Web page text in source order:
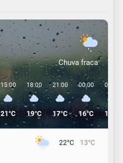
Chuva fraca
15:00
21°C
18:00
19°C
21:00
17°C
00:00
16°C
03:00
15°C
22°C 13°C